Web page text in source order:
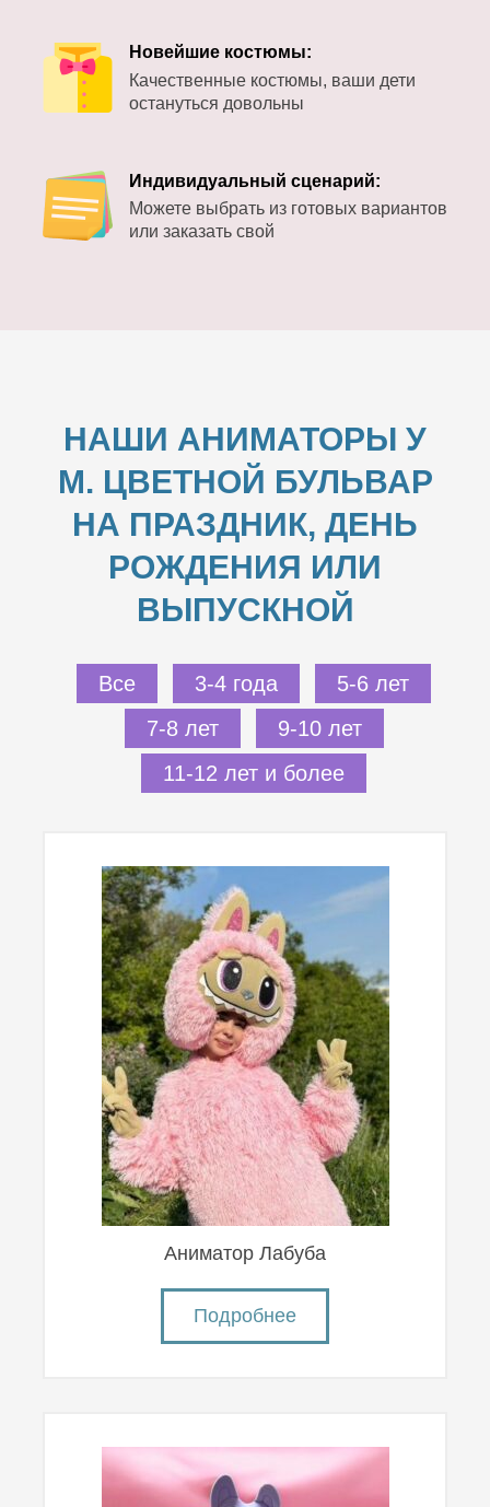
Новейшие костюмы:
Качественные костюмы, ваши дети
остануться довольны
Индивидуальный сценарий:
Можете выбрать из готовых вариантов
или заказать свой
НАШИ АНИМАТОРЫ У
М. ЦВЕТНОЙ БУЛЬВАР
НА ПРАЗДНИК, ДЕНЬ
РОЖДЕНИЯ ИЛИ
ВЫПУСКНОЙ
Все 3-4 года
5-6 лет
7-8 лет
9-10 лет
11-12 лет и более
Аниматор Лабуба
Подробнее